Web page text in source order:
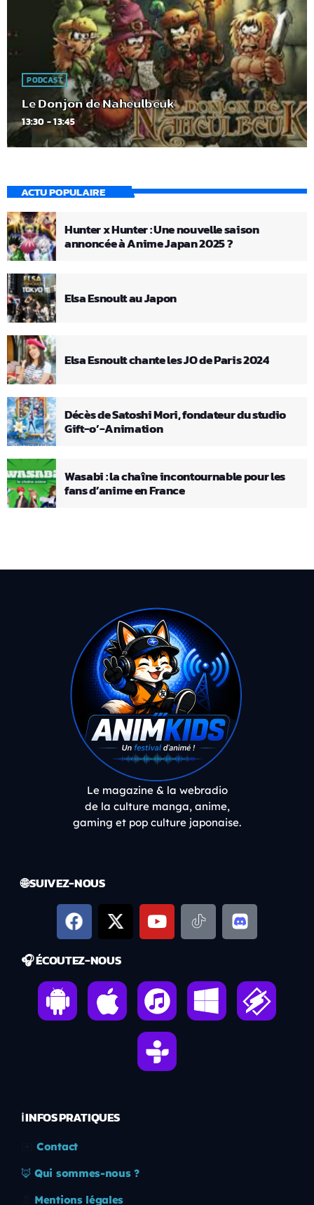
PODCAST
Le Donjon de Naheulbeuk
13:30 - 13:45
ACTU POPULAIRE
Hunter x Hunter : Une nouvelle saison
annoncée à Anime Japan 2025 ?
Elsa Esnoult au Japon
Elsa Esnoult chante les JO de Paris 2024
Décès de Satoshi Mori, fondateur du studio
Gift-o’-Animation
Wasabi : la chaîne incontournable pour les
fans d’anime en France
Le magazine & la webradio
de la culture manga, anime,
gaming et pop culture japonaise.
🌐 SUIVEZ-NOUS
🎧 ÉCOUTEZ-NOUS
ℹ️ INFOS PRATIQUES
Contact
🦊 Qui sommes-nous ?
Mentions légales